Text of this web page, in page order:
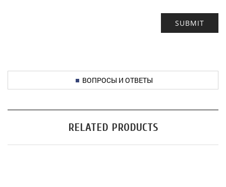
ВОПРОСЫ И ОТВЕТЫ
RELATED PRODUCTS